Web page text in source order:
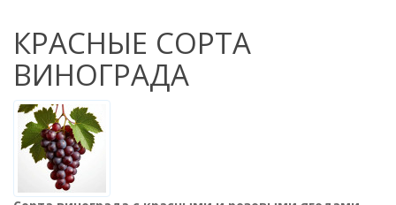
КРАСНЫЕ СОРТА
ВИНОГРАДА